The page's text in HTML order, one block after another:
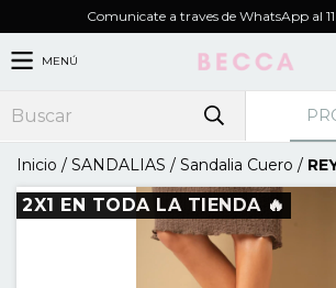
Comunicate a traves de WhatsApp al
MENÚ
Inicio / SANDALIAS / Sandalia Cuero /
2X1 EN TODA LA TIENDA 🔥